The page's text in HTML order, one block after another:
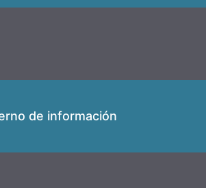
de información